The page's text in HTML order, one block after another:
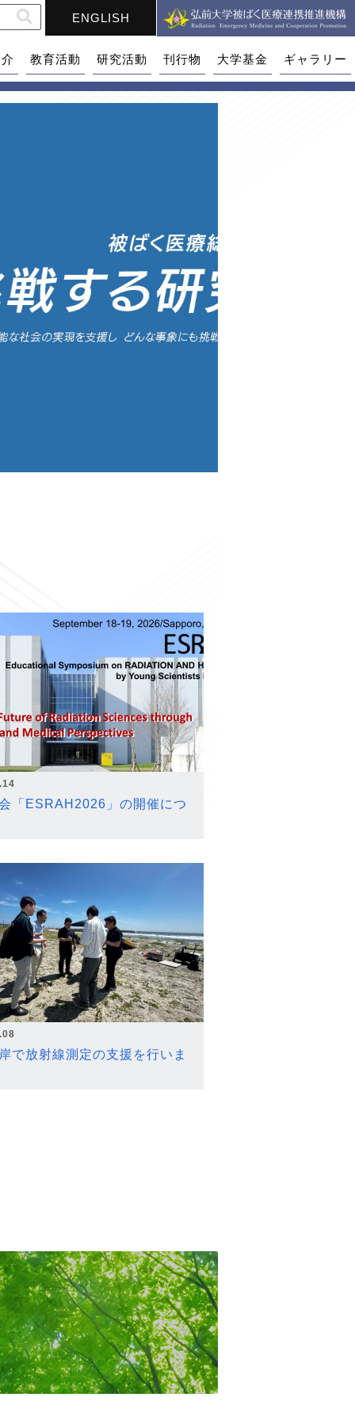
ENGLISH
教育活動 研究活動 刊行物 大学基金 ギャラリー
「ESRAH2026」の開催につ
で放射線測定の支援を行いま